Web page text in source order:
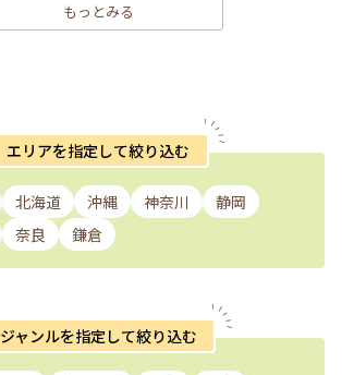
もっとみる
エリアを指定して絞り込む
北海道 沖縄 神奈川
静岡
奈良 鎌倉
ジャンルを指定して絞り込む